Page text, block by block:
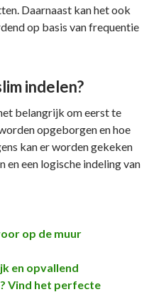
Daarnaast kan het ook
op basis van frequentie
indelen?
belangrijk om eerst te
opgeborgen en hoe
kan er worden gekeken
een logische indeling van
op de muur
en opvallend
Vind het perfecte